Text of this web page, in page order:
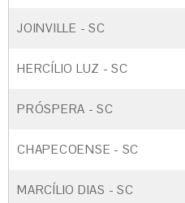
JOINVILLE - SC
HERCÍLIO LUZ - SC
PRÓSPERA - SC
CHAPECOENSE - SC
MARCÍLIO DIAS - SC